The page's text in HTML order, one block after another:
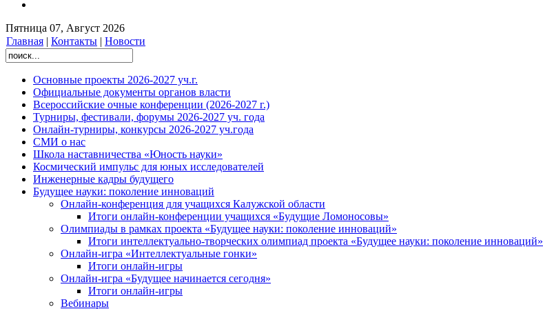
Пятница 07, Август 2026
Главная | Контакты | Новости
Основные проекты 2026-2027 уч.г.
Официальные документы органов власти
Всероссийские очные конференции (2026-2027 г.)
Турниры, фестивали, форумы 2026-2027 уч. года
Онлайн-турниры, конкурсы 2026-2027 уч.года
СМИ о нас
Школа наставничества «Юность науки»
Космический импульс для юных исследователей
Инженерные кадры будущего
Будущее науки: поколение инноваций
Онлайн-конференция для учащихся Калужской области
Итоги онлайн-конференции учащихся «Будущие Ломоносовы»
Олимпиады в рамках проекта «Будущее науки: поколение инноваций»
Итоги интеллектуально-творческих олимпиад проекта «Будущее науки: поколение инноваций»
Онлайн-игра «Интеллектуальные гонки»
Итоги онлайн-игры
Онлайн-игра «Будущее начинается сегодня»
Итоги онлайн-игры
Вебинары
готовы
принять
лучшие
работы
дальнейшего
продвижения.
Торжественное
закрытие
проекта
оставит
равнодушным
участников,
организаторов,